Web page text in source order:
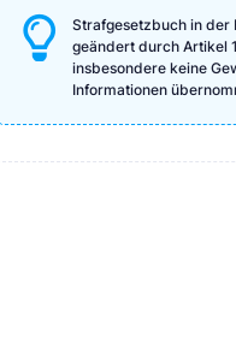
Strafgesetzbuch in der
geändert durch Artikel
insbesondere keine
Informationen